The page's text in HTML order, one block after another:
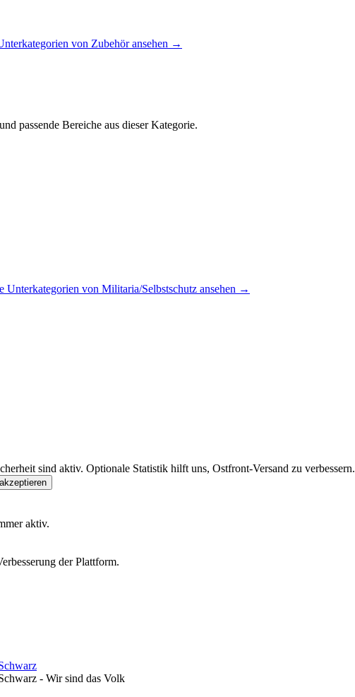
von Zubehör ansehen →
passende Bereiche aus dieser Kategorie.
Unterkategorien von Militaria/Selbstschutz ansehen →
sind aktiv. Optionale Statistik hilft uns, Ostfront-Versand zu verbessern.
aktiv.
der Plattform.
- Wir sind das Volk